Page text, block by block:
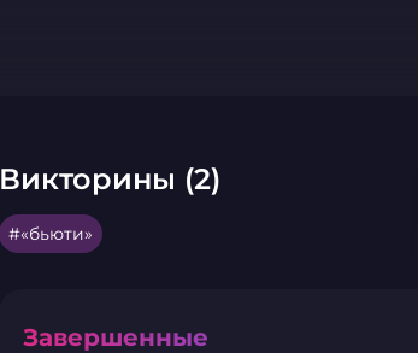
Викторины (2)
«бьюти»
Завершенные